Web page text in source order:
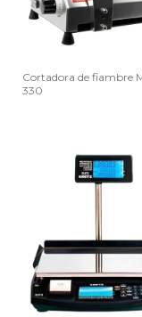
Cortadora de fiambre
330